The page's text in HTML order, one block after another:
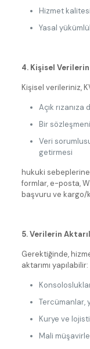
Hizmet
Yasal
4. Kişisel
Kişisel verileriniz,
Açık
Bir
Veri
getirmesi
hukuki
formlar, e-posta,
başvuru ve kargo/
5. Verilerin
Gerektiğinde,
aktarımı yapılabilir:
Tercümanlar,
Kurye ve
Mali